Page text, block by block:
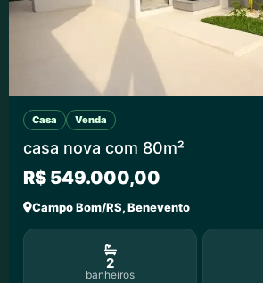
Casa Venda
casa nova com 80m²
R$ 549.000,00
Campo Bom/RS, Benevento
2
banheiros